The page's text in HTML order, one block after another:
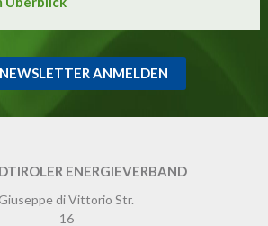
ANMELDEN
ENERGIEVERBAND
Giuseppe di Vittorio Str.
16